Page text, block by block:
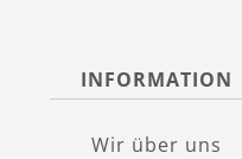
INFORMATION
Wir über uns